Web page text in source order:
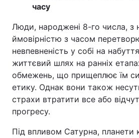
часу
Люди, народжені 8-го числа, з
ймовірністю з часом
невпевненість у собі на
життєвий шлях на ранніх
обмежень, що прищеплює їм
етику. Однак вони також
страхи втратити все або
прогресу.
Під впливом Сатурна, планети